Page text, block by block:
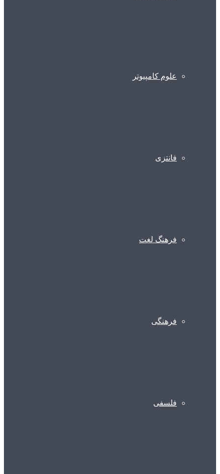
علوم کامپیوتر
فانتزی
فرهنگ لغت
فرهنگی
فلسفی